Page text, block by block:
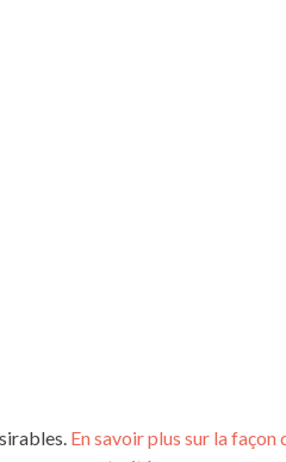
En savoir plus sur la